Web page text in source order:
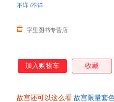
字里图书专营店
不详 /不详
加入购物车 收藏
故宫还可以这么看 故宫限量套